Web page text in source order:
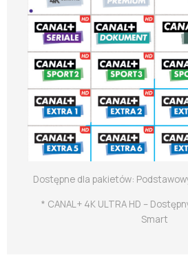
Dostępne dla pakietów:
* CANAL+ 4K ULTRA HD –
Smart